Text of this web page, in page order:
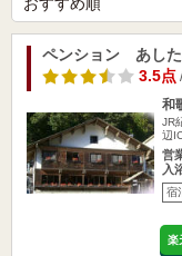
ペンション あし
3.5点/
和
JR
辺
営
入
宿
楽